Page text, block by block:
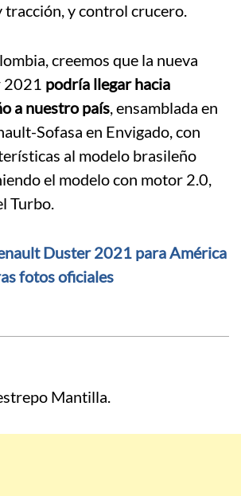
tracción, y control crucero.
creemos que la nueva
2021 podría llegar hacia
a nuestro país, ensamblada en
Sofasa en Envigado, con
al modelo brasileño
el modelo con motor 2.0,
Turbo.
Duster 2021 para América
fotos oficiales
Mantilla.